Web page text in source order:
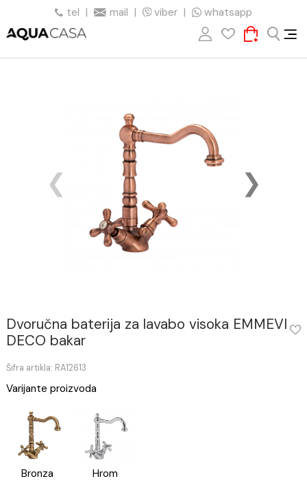
tel | mail | viber | whatsapp
Dvoručna baterija za lavabo visoka
DECO bakar
Šifra artikla: RA12613
Varijante proizvoda